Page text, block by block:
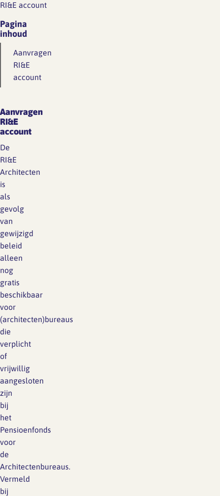
RI&E account
Pagina
inhoud
Aanvragen
RI&E
account
Aanvragen
RI&E
account
De
RI&E
Architecten
is
als
gevolg
van
gewijzigd
beleid
alleen
nog
gratis
beschikbaar
voor
(architecten)bureaus
die
verplicht
of
vrijwillig
aangesloten
zijn
bij
het
Pensioenfonds
voor
de
Architectenbureaus.
Vermeld
bij